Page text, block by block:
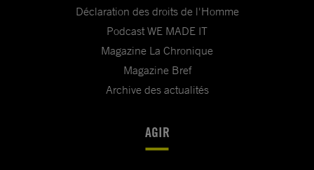
Déclaration des droits de l'Homme
Podcast WE MADE IT
Magazine La Chronique
Magazine Bref
Archive des actualités
AGIR